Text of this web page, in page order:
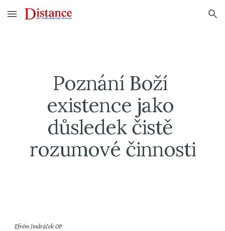
Skip to main content Skip to navigation
Poznání Boží
existence jako
důsledek čistě
rozumové činnosti
Efrém Jindráček OP